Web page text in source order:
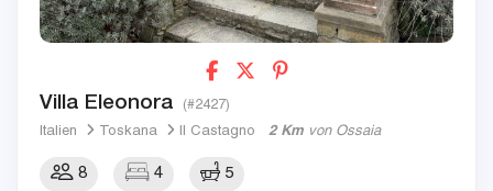
Villa Eleonora (#2427)
Italien Toskana Il Castagno 2 Km von Ossaia
8 4 5